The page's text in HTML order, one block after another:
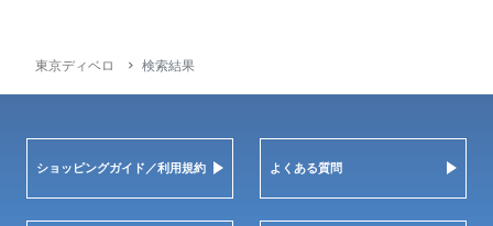
東京ディベロ 検索結果
ショッピングガイド／利用規約 よくある質問